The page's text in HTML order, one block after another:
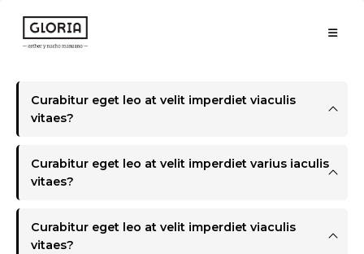
Curabitur eget leo at velit imperdiet viaculis
vitaes?
Curabitur eget leo at velit imperdiet varius iaculis
vitaes?
Curabitur eget leo at velit imperdiet viaculis
vitaes?